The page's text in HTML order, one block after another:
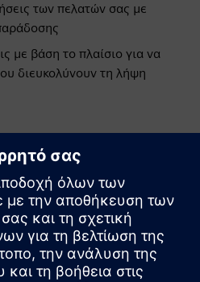
των πελατών σας με
με βάση το πλαίσιο για να
διευκολύνουν τη λήψη
πόρους και